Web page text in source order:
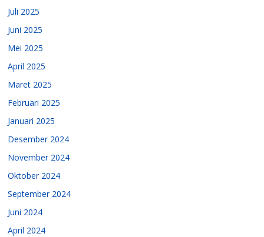
Juli 2025
Juni 2025
Mei 2025
April 2025
Maret 2025
Februari 2025
Januari 2025
Desember 2024
November 2024
Oktober 2024
September 2024
Juni 2024
April 2024